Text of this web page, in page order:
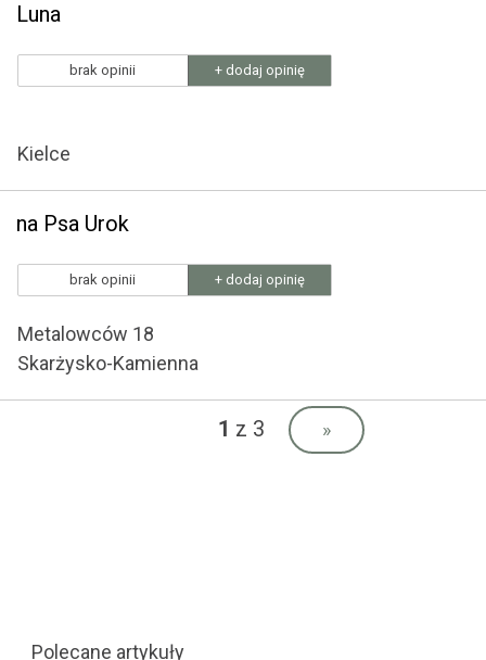
Luna
brak opinii + dodaj opinię
Kielce
na Psa Urok
brak opinii + dodaj opinię
Metalowców 18
Skarżysko-Kamienna
1 z 3 »
Polecane artykuły